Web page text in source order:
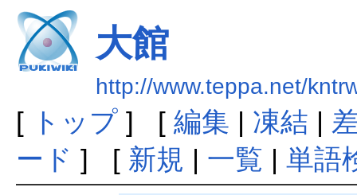
大館
http://www.teppa.net/
[ トップ] [ 編集 | 凍結 |
ード ] [ 新規 | 一覧 | 単語